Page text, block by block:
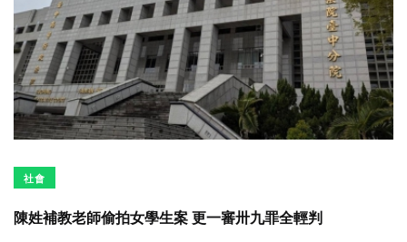
社會
陳姓補教老師偷拍女學生案 更一審卅九罪全輕判